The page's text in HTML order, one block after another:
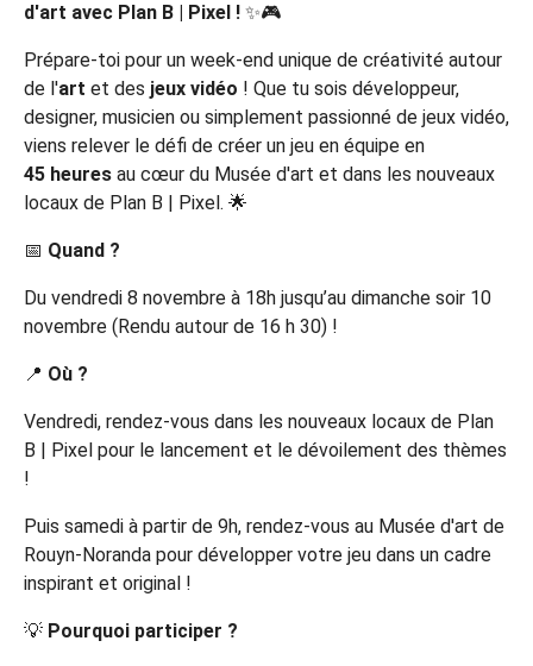
d'art avec Plan B | Pixel ! ✨🎮
Prépare-toi pour un week-end unique de créativité autour
de l'art et des jeux vidéo ! Que tu sois développeur,
designer, musicien ou simplement passionné de jeux vidéo,
viens relever le défi de créer un jeu en équipe en
45 heures au cœur du Musée d'art et dans les nouveaux
locaux de Plan B | Pixel. 🌟
📅 Quand ?
Du vendredi 8 novembre à 18h jusqu’au dimanche soir 10
novembre (Rendu autour de 16 h 30) !
📍 Où ?
Vendredi, rendez-vous dans les nouveaux locaux de Plan
B | Pixel pour le lancement et le dévoilement des thèmes
!
Puis samedi à partir de 9h, rendez-vous au Musée d'art de
Rouyn-Noranda pour développer votre jeu dans un cadre
inspirant et original !
💡 Pourquoi participer ?